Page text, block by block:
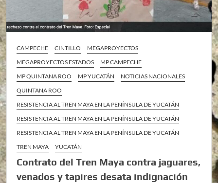
CAMPECHE CINTILLO
MEGAPROYECTOS
MEGAPROYECTOS ESTADOS
MP CAMPECHE
MP QUINTANA ROO
MP YUCATÁN
NOTICIAS NACIONALES
QUINTANA ROO
RESISTENCIA AL TREN MAYA EN LA PENÍNSULA DE YUCATÁN
RESISTENCIA AL TREN MAYA EN LA PENÍNSULA DE YUCATÁN
RESISTENCIA AL TREN MAYA EN LA PENÍNSULA DE YUCATÁN
TREN MAYA
YUCATÁN
Contrato del Tren Maya contra jaguares,
venados y tapires desata indignación